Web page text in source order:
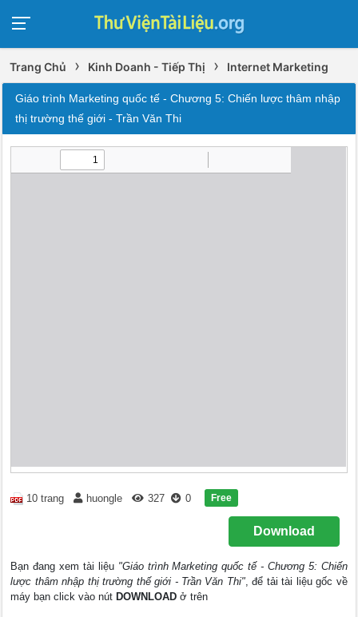
Trang Chủ › Kinh Doanh - Tiếp Thị › Internet Marketing
Giáo trình Marketing quốc tế - Chương 5: Chiến lược thâm nhập
thị trường thế giới - Trần Văn Thi
10 trang huongle 327 0 Free
Download
Bạn đang xem tài liệu "Giáo trình Marketing quốc tế - Chương 5: Chiến
lược thâm nhập thị trường thế giới - Trần Văn Thi", để tải tài liệu gốc về
máy bạn click vào nút DOWNLOAD ở trên